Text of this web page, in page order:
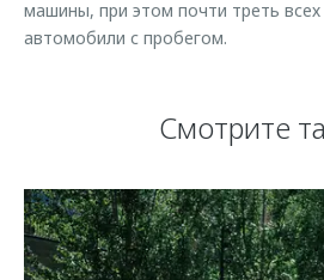
машины, при этом почти треть
автомобили с пробегом.
Смотрите